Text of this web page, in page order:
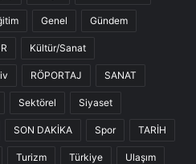
Genel Gündem
Kültür/Sanat
RÖPORTAJ SANAT
Sektörel Siyaset
SON DAKİKA Spor TARİH
Turizm Türkiye Ulaşım